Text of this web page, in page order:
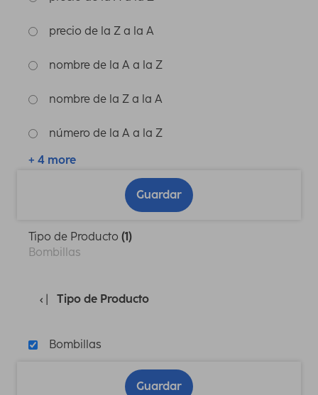
precio de la Z a la A
nombre de la A a la Z
nombre de la Z a la A
número de la A a la Z
+ 4 more
Guardar
Tipo de Producto (1)
Bombillas
Tipo de Producto
Bombillas
Guardar